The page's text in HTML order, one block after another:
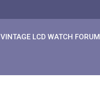
VINTAGE LCD WATCH FORUM